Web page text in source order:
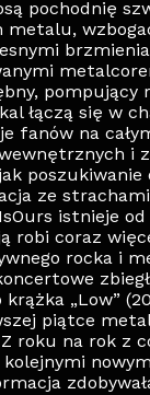
pochodnię
metalu,
pompujący
łączą się w
fanów na
i
poszukiwanie
ze
istnieje
robi coraz
rocka i
„Low”
piątce
roku na rok z